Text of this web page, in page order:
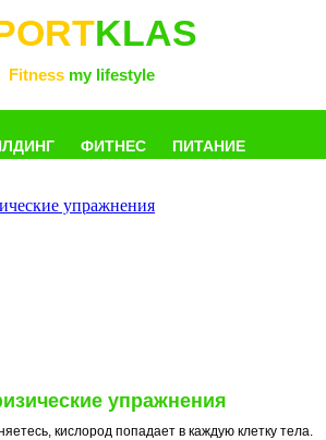
KLAS
Fitness my lifestyle
ФИТНЕС ПИТАНИЕ
КНИГИ
упражнения
кислород попадает в каждую клетку тела.